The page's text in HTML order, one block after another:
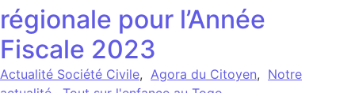
régionale pour l’Année
Fiscale 2023
Actualité Société Civile, Agora du Citoyen, Notre